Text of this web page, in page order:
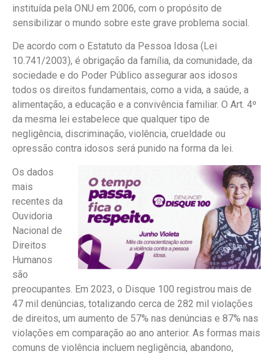
instituída pela ONU em 2006, com o propósito de
sensibilizar o mundo sobre este grave problema social.
De acordo com o Estatuto da Pessoa Idosa (Lei
10.741/2003), é obrigação da família, da comunidade, da
sociedade e do Poder Público assegurar aos idosos
todos os direitos fundamentais, como a vida, a saúde, a
alimentação, a educação e a convivência familiar. O Art. 4º
da mesma lei estabelece que qualquer tipo de
negligência, discriminação, violência, crueldade ou
opressão contra idosos será punido na forma da lei.
Os dados
mais
recentes da
Ouvidoria
Nacional de
Direitos
Humanos
são
preocupantes. Em 2023, o Disque 100 registrou mais de
47 mil denúncias, totalizando cerca de 282 mil violações
de direitos, um aumento de 57% nas denúncias e 87% nas
violações em comparação ao ano anterior. As formas mais
comuns de violência incluem negligência, abandono,